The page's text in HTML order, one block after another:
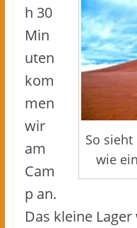
So
wie
h 30
Min
uten
kom
men
wir
am
Cam
p an.
Das kleine